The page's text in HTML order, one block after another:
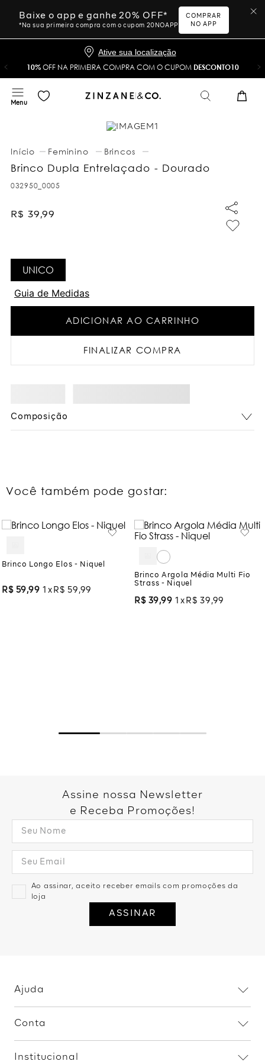
Baixe o app e ganhe 20% OFF*
*Na sua primeira compra com o cupom 20NOAPP
COMPRAR
NO APP
Ative sua localização
10%OFF NA PRIMEIRA COMPRA COM O CUPOM DESCONTO10
Feminino Brincos
Brinco Dupla Entrelaçado - Dourado
032950_0005
R$ 39,99
UNICO
Guia de Medidas
ADICIONAR AO CARRINHO
FINALIZAR COMPRA
Composição
Você também pode gostar:
Brinco Longo Elos - Niquel
R$ 59,99 1 R$ 59 ,99
Brinco Argola Média Multi Fio
Strass - Niquel
R$ 39,99 1 R$ 39 ,99
Assine nossa Newsletter
e Receba Promoções!
Ao assinar, aceito receber emails com promoções da
loja
ASSINAR
Ajuda
Conta
Institucional